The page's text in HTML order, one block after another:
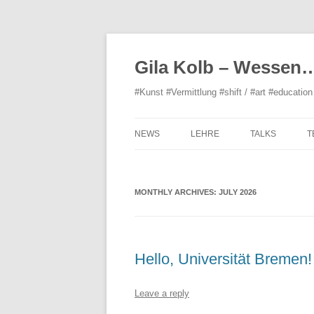
Gila Kolb –
#Kunst #Vermittlung #shift / #art
NEWS LEHRE TALKS
MONTHLY ARCHIVES: JULY 2026
Hello, Universität Bremen!
Leave a reply